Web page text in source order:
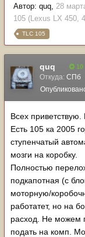
Автор: quq, 28
105 (Lexus LX 450,
TLC 105
quq 10
Откуда: СПб
Всех
Есть 105 ка 2005
ступенчатый
мозги на коробку.
Полностью
подкапотная (с
моторную/
работатет, но на
расход. Не можем
подать на комп.